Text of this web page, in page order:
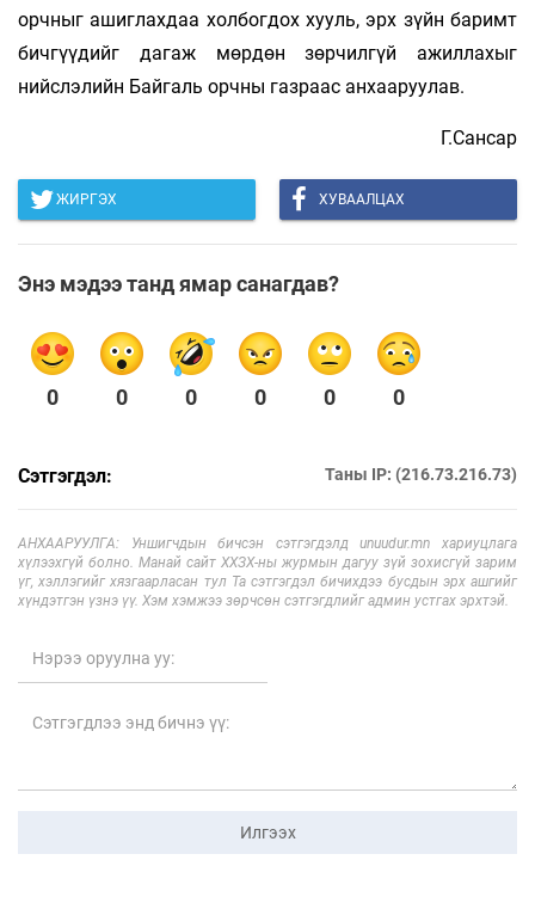
орчныг ашиглахдаа холбогдох хууль, эрх зүйн баримт
бичгүүдийг дагаж мөрдөн зөрчилгүй ажиллахыг
нийслэлийн Байгаль орчны газраас анхааруулав.
Г.Сансар
ЖИРГЭХ ХУВААЛЦАХ
Энэ мэдээ танд ямар санагдав?
0 0 0 0 0 0
Сэтгэгдэл: Таны IP: (216.73.216.73)
АНХААРУУЛГА: Уншигчдын бичсэн сэтгэгдэлд unuudur.mn хариуцлага
хүлээхгүй болно. Манай сайт ХХЗХ-ны журмын дагуу зүй зохисгүй зарим
үг, хэллэгийг хязгаарласан тул Та сэтгэгдэл бичихдээ бусдын эрх ашгийг
хүндэтгэн үзнэ үү. Хэм хэмжээ зөрчсөн сэтгэгдлийг админ устгах эрхтэй.
Илгээх